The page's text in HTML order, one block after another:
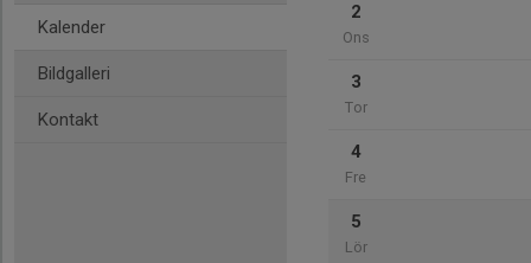
Kalender
Bildgalleri
Kontakt
2
Ons
3
Tor
4
Fre
5
Lör